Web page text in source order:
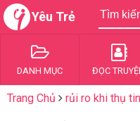
Yêu Trẻ
DANH MỤC ĐỌC
Trang Chủ rủi ro khi thụ